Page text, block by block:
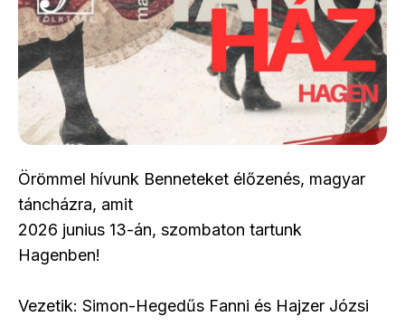
Örömmel hívunk Benneteket élőzenés, magyar
táncházra, amit
2026 junius 13-án, szombaton tartunk
Hagenben!
Vezetik: Simon-Hegedűs Fanni és Hajzer Józsi